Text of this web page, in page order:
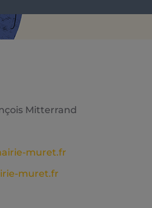
Mitterrand
muret.fr
muret.fr